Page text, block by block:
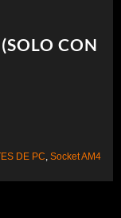
CON
DE PC Socket AM4